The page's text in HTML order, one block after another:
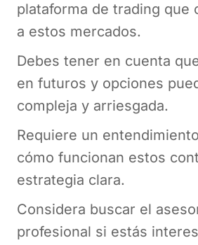
plataforma de trading que
a estos mercados.
Debes tener en cuenta
en futuros y opciones
compleja y arriesgada.
Requiere un
cómo funcionan estos
estrategia clara.
Considera buscar el
profesional si estás